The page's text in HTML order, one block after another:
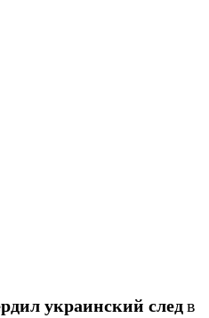
украинский следв